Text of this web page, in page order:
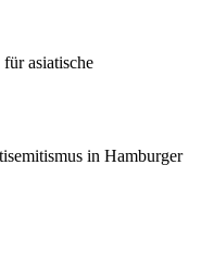
asiatische
in Hamburger